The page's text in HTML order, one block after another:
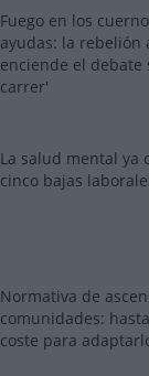
Fuego en los
ayudas: la
enciende el debate
carrer'
La salud mental ya
cinco bajas
Normativa de
comunidades:
coste para